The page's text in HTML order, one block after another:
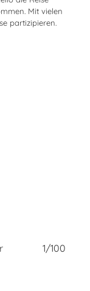
Mit vielen
partizipieren.
1/100